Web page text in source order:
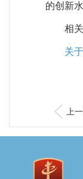
的创新
相
关
上